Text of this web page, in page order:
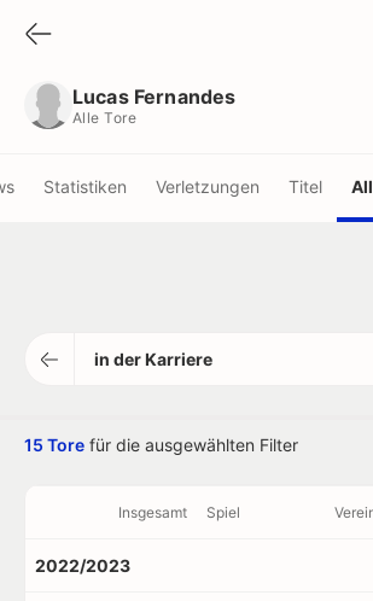
Lucas Fernandes
Alle Tore
Statistiken Verletzungen Titel
in der Karriere
15 Tore für die ausgewählten Filter
Insgesamt Spiel
2022/2023